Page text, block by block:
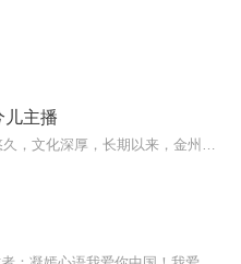
儿主播